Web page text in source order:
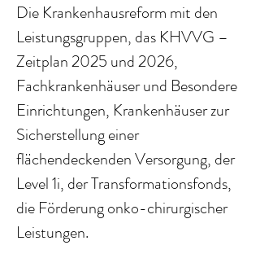
Die Krankenhausreform mit den
Leistungsgruppen, das KHVVG –
Zeitplan 2025 und 2026,
Fachkrankenhäuser und Besondere
Einrichtungen, Krankenhäuser zur
Sicherstellung einer
flächendeckenden Versorgung, der
Level 1i, der Transformationsfonds,
die Förderung onko-chirurgischer
Leistungen.